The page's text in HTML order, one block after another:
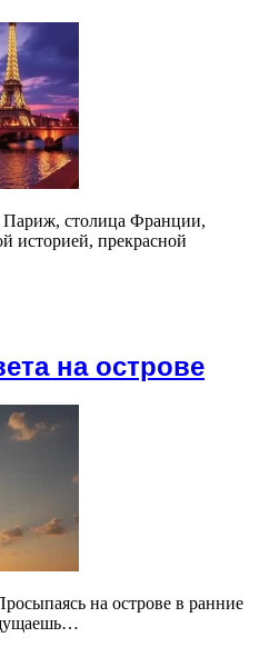
Париж, столица Франции,
историей, прекрасной
на острове
на острове в ранние